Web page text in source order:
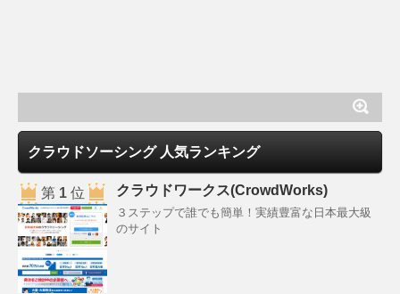
クラウドソーシング 人気ランキング
第 1位 クラウドワークス(CrowdWorks)
３ステップで誰でも簡単！実績豊富な日本最大級
のサイト